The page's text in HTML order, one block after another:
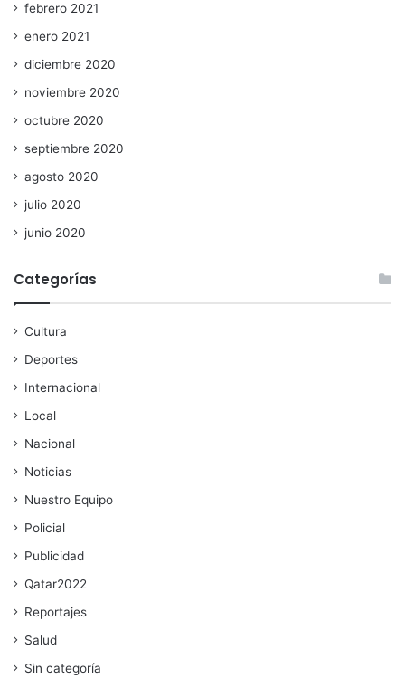
febrero 2021
enero 2021
diciembre 2020
noviembre 2020
octubre 2020
septiembre 2020
agosto 2020
julio 2020
junio 2020
Categorías
Cultura
Deportes
Internacional
Local
Nacional
Noticias
Nuestro Equipo
Policial
Publicidad
Qatar2022
Reportajes
Salud
Sin categoría